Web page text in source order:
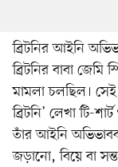
ব্রিটনির আইনি
ব্রিটনির বাবা জেমি
মামলা চলছিল। সেই
ব্রিটনি’ লেখা টি-
তাঁর আইনি
জড়ানো, বিয়ে বা